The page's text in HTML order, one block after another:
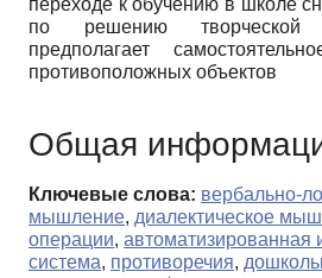
переходе к обучению в школе
по решению творческой
предполагает
противоположных объектов
Общая
Ключевые слова: вербально-
мышление, диалектическое
операции,
система, противоречия,